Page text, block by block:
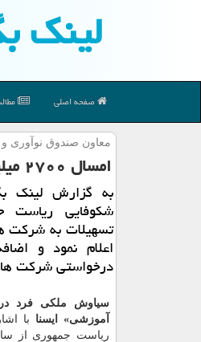
لینك
صفحه اصلی
معاون صندوق نوآوری
امسال ۲۷۰۰ میلیارد تومان تسهیلات به شركت های دانش بنیان پرداخت می شود
به گزارش لینك
شكوفایی ریاست
اعلام نمود و
درخواستی شركت ها
سیاوش ملكی فرد
آموزشی» ایسنا با